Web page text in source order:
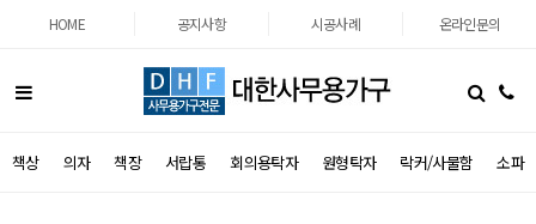
HOME 공지사항 시공사례 온라인문의
책상 의자 책장 서랍통 회의용탁자 원형탁자 락커/사물함 소파